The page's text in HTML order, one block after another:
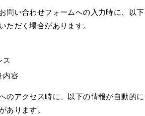
問い合わせフォームへの入力時に、以下
ただく場合があります。
ス
内容
のアクセス時に、以下の情報が自動的に
あります。